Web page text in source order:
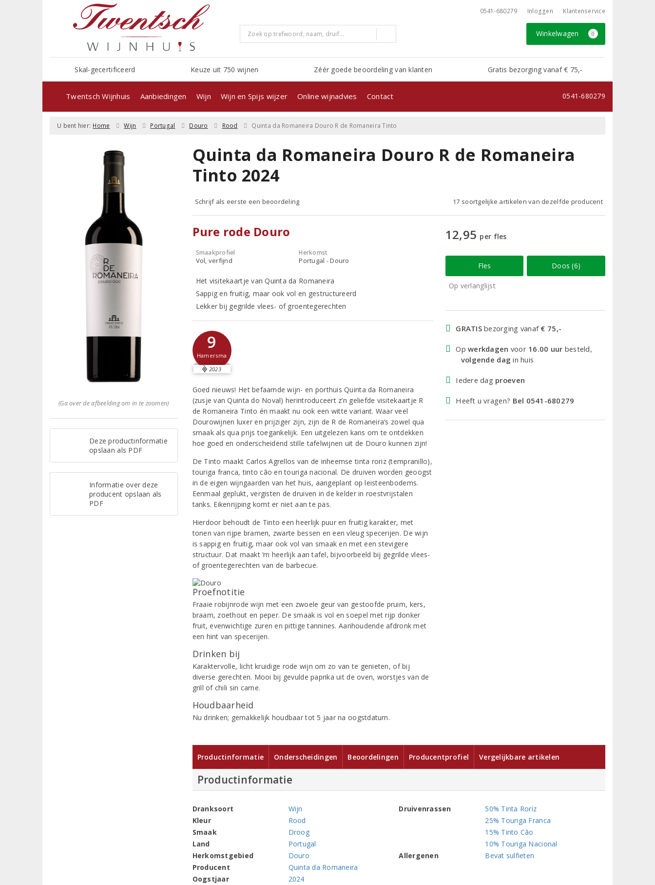
0541-680279 Inloggen Klantenservice
Winkelwagen 0
Skal-gecertificeerd Keuze uit 750 wijnen Zéér goede beoordeling van klanten Gratis bezorging vanaf € 75,-
Twentsch Wijnhuis Aanbiedingen Wijn Wijn en Spijs wijzer Online wijnadvies Contact 0541-680279
U bent hier: Home Wijn Portugal Douro Rood Quinta da Romaneira Douro R de Romaneira Tinto
(Ga over de afbeelding om in te zoomen)
Deze productinformatie
opslaan als PDF
Informatie over deze
producent opslaan als
PDF
Quinta da Romaneira Douro R de Romaneira
Tinto 2024
Schrijf als eerste een beoordeling 17 soortgelijke artikelen van dezelfde producent
Pure rode Douro
Smaakprofiel
Vol, verfijnd
Herkomst
Portugal - Douro
Het visitekaartje van Quinta da Romaneira
Sappig en fruitig, maar ook vol en gestructureerd
Lekker bij gegrilde vlees- of groentegerechten
9
Hamersma
2023
Goed nieuws! Het befaamde wijn- en porthuis Quinta da Romaneira
(zusje van Quinta do Noval) herintroduceert z’n geliefde visitekaartje R
de Romaneira Tinto én maakt nu ook een witte variant. Waar veel
Dourowijnen luxer en prijziger zijn, zijn de R de Romaneira’s zowel qua
smaak als qua prijs toegankelijk. Een uitgelezen kans om te ontdekken
hoe goed en onderscheidend stille tafelwijnen uit de Douro kunnen zijn!
De Tinto maakt Carlos Agrellos van de inheemse tinta roriz (tempranillo),
touriga franca, tinto cão en touriga nacional. De druiven worden geoogst
in de eigen wijngaarden van het huis, aangeplant op leisteenbodems.
Eenmaal geplukt, vergisten de druiven in de kelder in roestvrijstalen
tanks. Eikenrijping komt er niet aan te pas.
Hierdoor behoudt de Tinto een heerlijk puur en fruitig karakter, met
tonen van rijpe bramen, zwarte bessen en een vleug specerijen. De wijn
is sappig en fruitig, maar ook vol van smaak en met een stevigere
structuur. Dat maakt ‘m heerlijk aan tafel, bijvoorbeeld bij gegrilde vlees-
of groentegerechten van de barbecue.
Proefnotitie
Fraaie robijnrode wijn met een zwoele geur van gestoofde pruim, kers,
braam, zoethout en peper. De smaak is vol en soepel met rijp donker
fruit, evenwichtige zuren en pittige tannines. Aanhoudende afdronk met
een hint van specerijen.
Drinken bij
Karaktervolle, licht kruidige rode wijn om zo van te genieten, of bij
diverse gerechten. Mooi bij gevulde paprika uit de oven, worstjes van de
grill of chili sin carne.
Houdbaarheid
Nu drinken; gemakkelijk houdbaar tot 5 jaar na oogstdatum.
12,95 per fles
Fles Doos (6)
Op verlanglijst
GRATISbezorging vanaf € 75,-
Opwerkdagen voor 16.00 uur besteld,
volgende dag in huis
Iedere dag proeven
Heeft u vragen? Bel 0541-680279
Productinformatie Onderscheidingen Beoordelingen Producentprofiel Vergelijkbare artikelen
Productinformatie
Dranksoort
Wijn
Kleur
Rood
Smaak
Droog
Land
Portugal
Herkomstgebied
Douro
Producent
Quinta da Romaneira
Oogstjaar
2024
Druivenrassen
50% Tinta Roriz
25% Touriga Franca
15% Tinto Cão
10% Touriga Nacional
Allergenen
Bevat sulfieten